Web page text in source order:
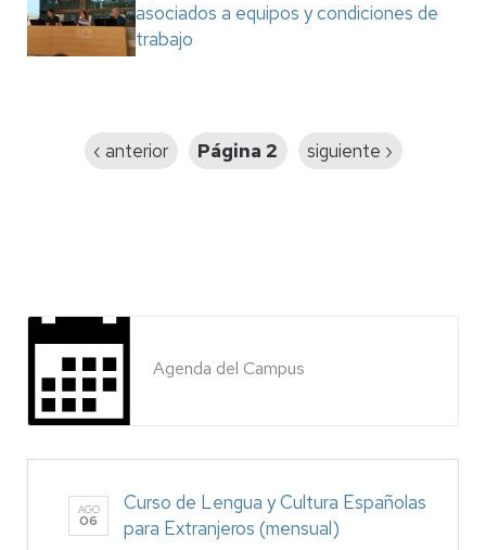
asociados a equipos y condiciones de
trabajo
Página
‹ anterior Página 2
Siguiente
siguiente ›
Agenda del Campus
AGO
06
Curso de Lengua y Cultura Españolas
para Extranjeros (mensual)